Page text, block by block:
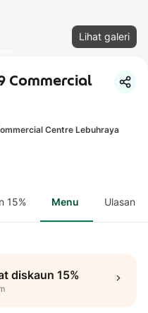
Lihat galeri
Commercial
Centre Lebuhraya
15% Menu Ulasan
diskaun 15%